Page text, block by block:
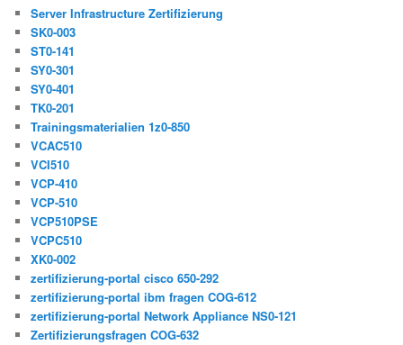
Server Infrastructure Zertifizierung
SK0-003
ST0-141
SY0-301
SY0-401
TK0-201
Trainingsmaterialien 1z0-850
VCAC510
VCI510
VCP-410
VCP-510
VCP510PSE
VCPC510
XK0-002
zertifizierung-portal cisco 650-292
zertifizierung-portal ibm fragen COG-612
zertifizierung-portal Network Appliance NS0-121
Zertifizierungsfragen COG-632